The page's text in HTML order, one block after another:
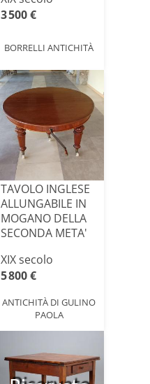
3 500 €
BORRELLI ANTICHITÀ
TAVOLO INGLESE
ALLUNGABILE IN
MOGANO DELLA
SECONDA META'
XIX secolo
5 800 €
ANTICHITÀ DI GULINO
PAOLA